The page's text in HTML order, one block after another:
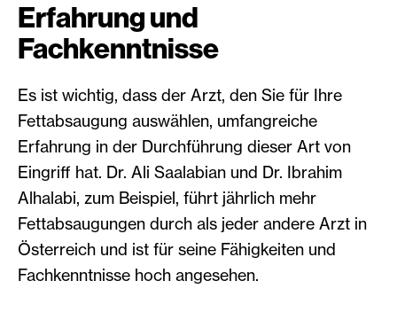
Erfahrung und
Fachkenntnisse
Es ist wichtig, dass der Arzt, den Sie für Ihre
Fettabsaugung auswählen, umfangreiche
Erfahrung in der Durchführung dieser Art von
Eingriff hat. Dr. Ali Saalabian und Dr. Ibrahim
Alhalabi, zum Beispiel, führt jährlich mehr
Fettabsaugungen durch als jeder andere Arzt in
Österreich und ist für seine Fähigkeiten und
Fachkenntnisse hoch angesehen.